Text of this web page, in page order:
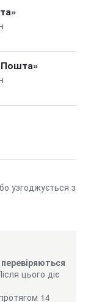
Пошта»
узгоджується з
цього діє
14